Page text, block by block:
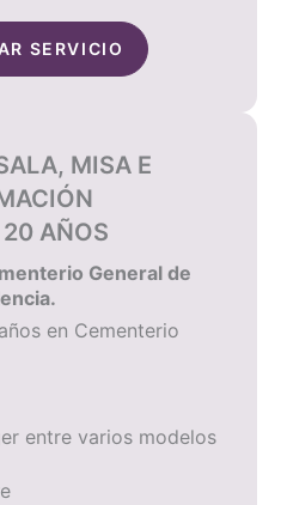
SERVICIO
MISA E
AÑOS
General de
en Cementerio
entre varios modelos